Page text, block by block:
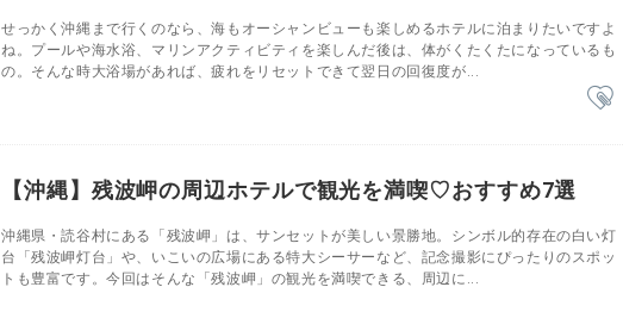
せっかく沖縄まで行くのなら、海もオーシャンビューも楽しめるホテルに泊まりたいですよ
ね。プールや海水浴、マリンアクティビティを楽しんだ後は、体がくたくたになっているも
の。そんな時大浴場があれば、疲れをリセットできて翌日の回復度が...
【沖縄】残波岬の周辺ホテルで観光を満喫♡おすすめ7選
沖縄県・読谷村にある「残波岬」は、サンセットが美しい景勝地。シンボル的存在の白い灯
台「残波岬灯台」や、いこいの広場にある特大シーサーなど、記念撮影にぴったりのスポッ
トも豊富です。今回はそんな「残波岬」の観光を満喫できる、周辺に...